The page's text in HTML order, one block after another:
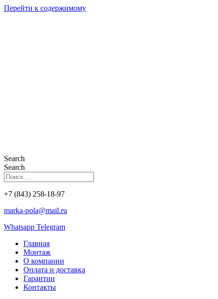
Перейти к содержимому
Search
Search
+7 (843) 258-18-97
marka-pola@mail.ru
Whatsapp Telegram
Главная
Монтаж
О компании
Оплата и доставка
Гарантии
Контакты